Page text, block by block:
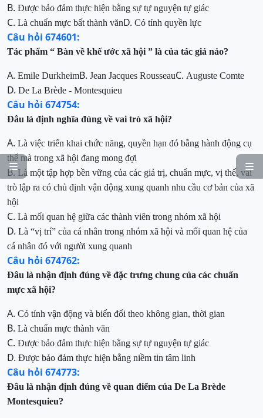


B. Được bảo đảm thực hiện bằng sự tự nguyện tự giác
C. Là chuẩn mực bất thành vănD. Có tính quyền lực
Câu hỏi 674601:
Tác phẩm “ Bàn về khế ước xã hội ” là của tác giả nảo?
A. Emile DurkheimB. Jean Jacques RousseauC. Auguste Comte
D. De La Brède - Montesquieu
Câu hỏi 674754:
Đâu là định nghĩa đúng về vai trò xã hội?
A. Là việc triển khai chức năng, quyền hạn đó bằng hành động cụ
thể mà trong xã hội đang mong đợi
B.Là một tập hợp bền vững của các giá trị, chuẩn mực, vị thế, vai
trò lập ra có chủ định vận động xung quanh nhu cầu cơ bản của xã
hội
C. Là mối quan hệ giữa các thành viên trong nhóm xã hội
D. Là “vị trí” của cá nhân trong nhóm xã hội và mối quan hệ của
cá nhân đó với người xung quanh
Câu hỏi 674762:
Đâu là nhận định đúng về đặc trưng chung của các chuẩn
mực xã hội?
A. Có tính vận động và biến đổi theo không gian, thời gian
B. Là chuẩn mực thành văn
C. Được bảo đảm thực hiện bằng sự tự nguyện tự giác
D. Được bảo đảm thực hiện bằng niềm tin tâm linh
Câu hỏi 674773:
Đâu là nhận định đúng về quan điểm của De La Brède
Montesquieu?